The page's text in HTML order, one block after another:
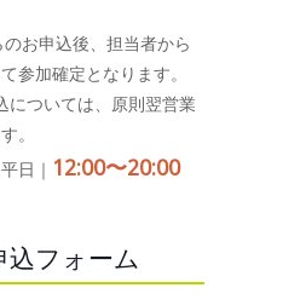
お申込後、担当者から
参加確定となります。
については、原則翌営業
。
日｜ 12:00〜20:00
込フォーム